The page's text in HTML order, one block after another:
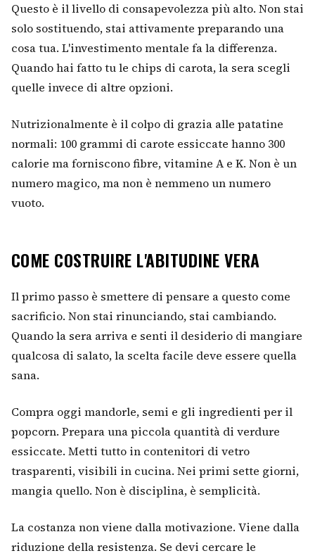
Questo è il livello di consapevolezza più alto. Non stai
solo sostituendo, stai attivamente preparando una
cosa tua. L'investimento mentale fa la differenza.
Quando hai fatto tu le chips di carota, la sera scegli
quelle invece di altre opzioni.
Nutrizionalmente è il colpo di grazia alle patatine
normali: 100 grammi di carote essiccate hanno 300
calorie ma forniscono fibre, vitamine A e K. Non è un
numero magico, ma non è nemmeno un numero
vuoto.
COME COSTRUIRE L'ABITUDINE VERA
Il primo passo è smettere di pensare a questo come
sacrificio. Non stai rinunciando, stai cambiando.
Quando la sera arriva e senti il desiderio di mangiare
qualcosa di salato, la scelta facile deve essere quella
sana.
Compra oggi mandorle, semi e gli ingredienti per il
popcorn. Prepara una piccola quantità di verdure
essiccate. Metti tutto in contenitori di vetro
trasparenti, visibili in cucina. Nei primi sette giorni,
mangia quello. Non è disciplina, è semplicità.
La costanza non viene dalla motivazione. Viene dalla
riduzione della resistenza. Se devi cercare le